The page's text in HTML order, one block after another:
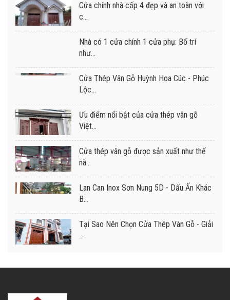
Cửa chính nhà cấp 4 đẹp và an toàn với
c...
Nhà có 1 cửa chính 1 cửa phụ: Bố trí
như...
Cửa Thép Vân Gỗ Huỳnh Hoa Cúc - Phúc
Lộc...
Ưu điểm nổi bật của cửa thép vân gỗ
Việt...
Cửa thép vân gỗ được sản xuất như thế
nà...
Lan Can Inox Sơn Nung 5D - Dấu Ấn Khác
B...
Tại Sao Nên Chọn Cửa Thép Vân Gỗ - Giải
...